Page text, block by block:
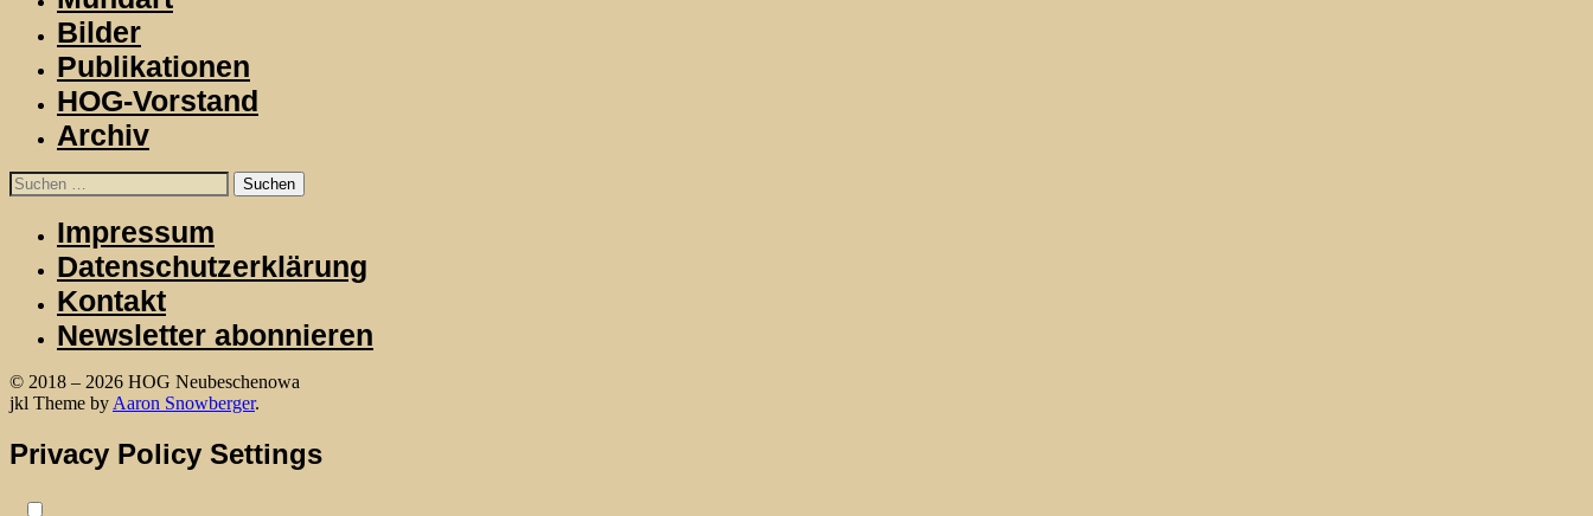
Bilder
Publikationen
HOG-Vorstand
Archiv
Suchen
nach:
Impressum
Datenschutzerklärung
Kontakt
Newsletter abonnieren
© 2018 – 2026 HOG Neubeschenowa
WordPress
jkl Theme by Aaron Snowberger.
Privacy Policy Settings